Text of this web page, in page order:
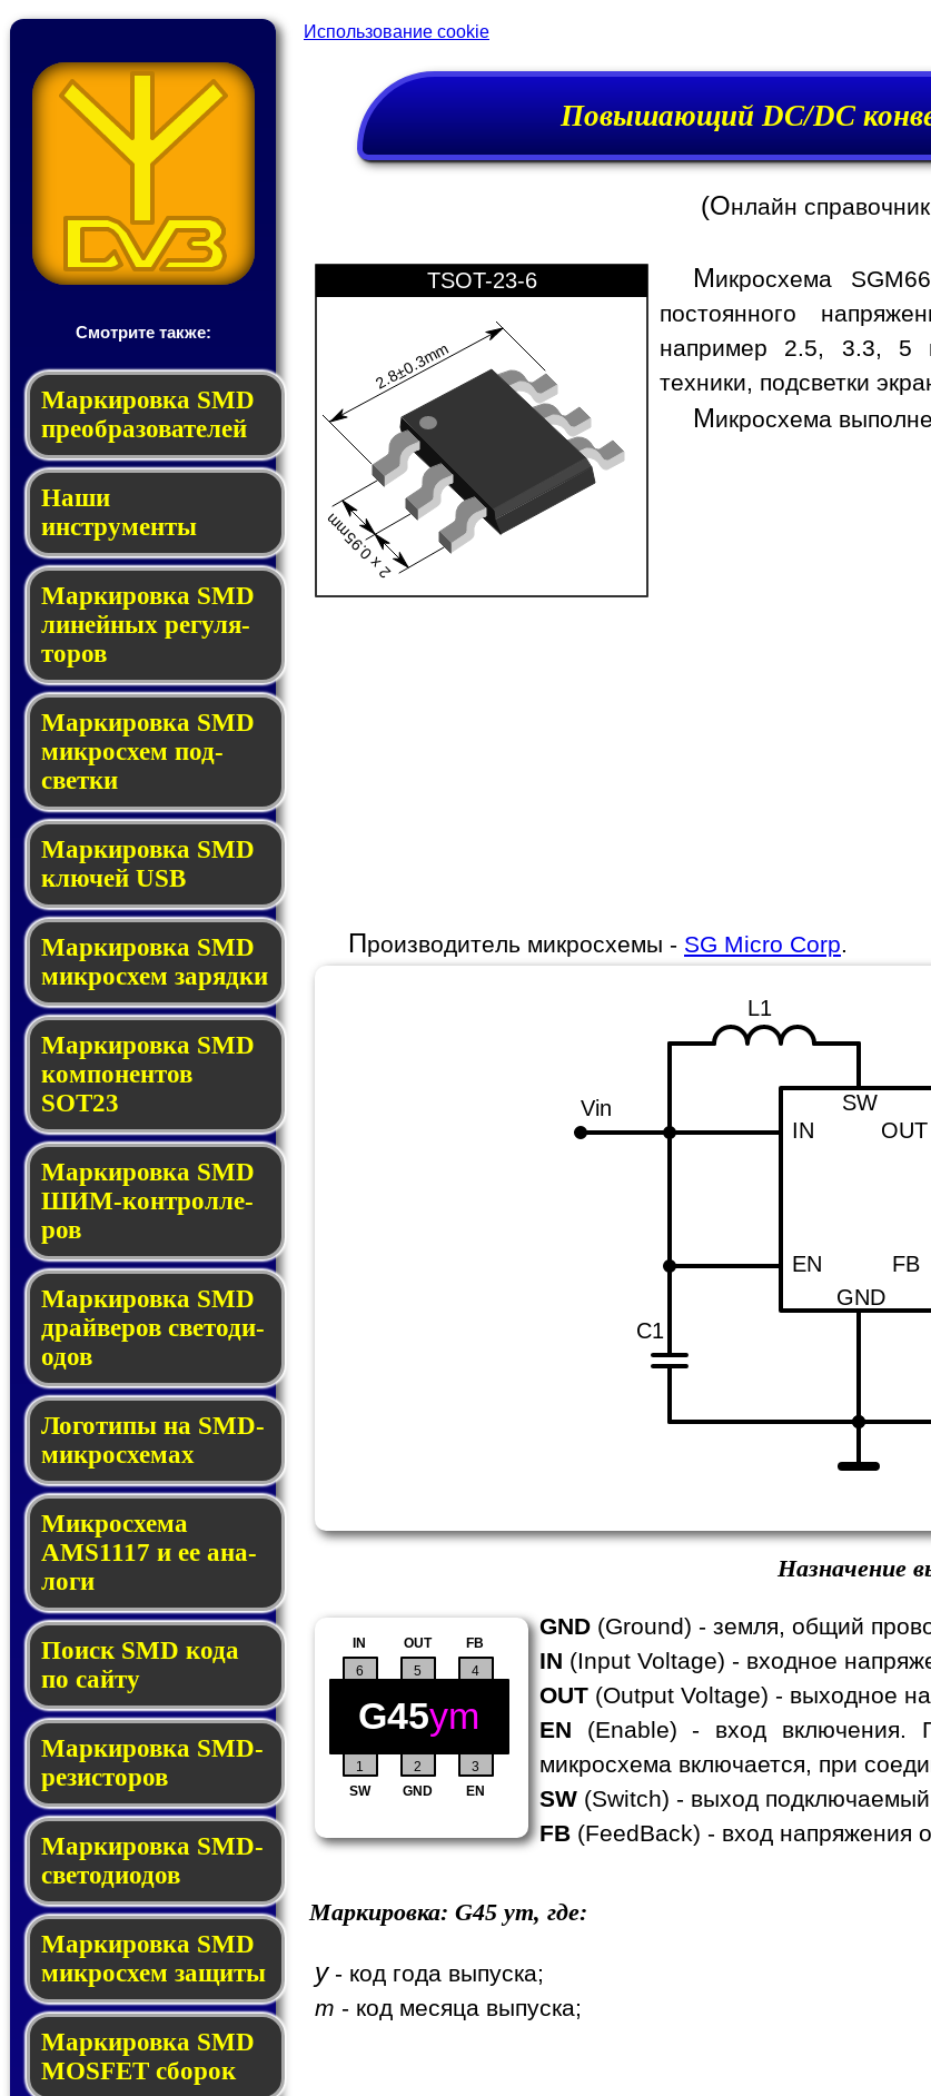
Смотрите также:
Мар­ки­ров­ка SMD
пре­об­ра­зо­ва­те­лей
Наши
инструменты
Маркировка SMD
ли­ней­ных ре­гу­ля­
то­ров
Маркировка SMD
мик­ро­схем под­
свет­ки
Маркировка SMD
клю­чей USB
Маркировка SMD
мик­рос­хем за­ряд­ки
Маркировка SMD
ком­по­нен­тов
SOT23
Маркировка SMD
ШИМ-кон­трол­ле­
ров
Маркировка SMD
драй­ве­ров све­то­ди­
о­дов
Логотипы на SMD-
мик­ро­схе­мах
Микросхема
AMS1117 и ее ана­
ло­ги
Поиск SMD ко­да
по сай­ту
Маркировка SMD-
ре­зис­то­ров
Маркировка SMD-
све­то­дио­дов
Мар­ки­ров­ка SMD
мик­рос­хем защиты
Мар­ки­ров­ка SMD
MOSFET сбо­рок
Использование cookie
Повышающий DC/DC
(Онлайн
2.8±0.3mm
2 x 0.95mm
TSOT-23-6 Микросхема
постоянного
например 2.5, 3.3, 5
техники, подсветки
Микросхема
Производитель микросхемы - SG Micro Corp
IN
EN
GND
SW
OUT
FB
Vin
C1
L1
Назначение
1 2 3
4
SW GND EN
FB
OUT
5
6
IN
G45ym
GND (Ground) - земля, общий
IN (Input Voltage) - входное
OUT (Output Voltage) - выходное
EN (Enable) - вход включения.
микросхема включается, при
SW (Switch) - выход
FB (FeedBack) - вход напряжения
Маркировка: G45 ym, где:
y- код года выпуска;
m - код месяца выпуска;